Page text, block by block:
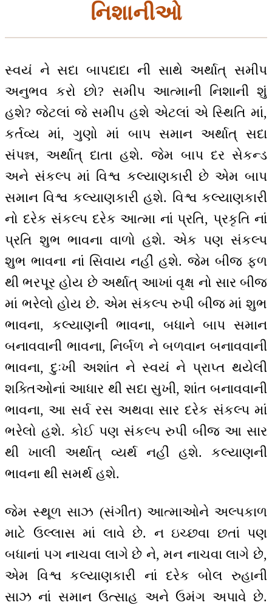
નિશાનીઓ
સ્વયં ને સદા બાપદાદા ની સાથે અર્થાત્ સમીપ
અનુભવ કરો છો? સમીપ આત્માની નિશાની શું
હશે? જેટલાં જે સમીપ હશે એટલાં એ સ્થિતિ માં,
કર્તવ્ય માં, ગુણો માં બાપ સમાન અર્થાત્ સદા
સંપન્ન, અર્થાત્ દાતા હશે. જેમ બાપ દર સેકન્ડ
અને સંકલ્પ માં વિશ્વ કલ્યાણકારી છે એમ બાપ
સમાન વિશ્વ કલ્યાણકારી હશે. વિશ્વ કલ્યાણકારી
નો દરેક સંકલ્પ દરેક આત્મા નાં પ્રતિ, પ્રકૃતિ નાં
પ્રતિ શુભ ભાવના વાળો હશે. એક પણ સંકલ્પ
શુભ ભાવના નાં સિવાય નહીં હશે. જેમ બીજ ફળ
થી ભરપૂર હોય છે અર્થાત્ આખાં વૃક્ષ નો સાર બીજ
માં ભરેલો હોય છે. એમ સંકલ્પ રુપી બીજ માં શુભ
ભાવના, કલ્યાણની ભાવના, બધાને બાપ સમાન
બનાવવાની ભાવના, નિર્બળ ને બળવાન બનાવવાની
ભાવના, દુઃખી અશાંત ને સ્વયં ને પ્રાપ્ત થયેલી
શક્તિઓનાં આધાર થી સદા સુખી, શાંત બનાવવાની
ભાવના, આ સર્વ રસ અથવા સાર દરેક સંકલ્પ માં
ભરેલો હશે. કોઈ પણ સંકલ્પ રુપી બીજ આ સાર
થી ખાલી અર્થાત્ વ્યર્થ નહીં હશે. કલ્યાણની
ભાવના થી સમર્થ હશે.
જેમ સ્થૂળ સાઝ (સંગીત) આત્માઓને અલ્પકાળ
માટે ઉલ્લાસ માં લાવે છે. ન ઇચ્છવા છતાં પણ
બધાનાં પગ નાચવા લાગે છે ને, મન નાચવા લાગે છે,
એમ વિશ્વ કલ્યાણકારી નાં દરેક બોલ રુહાની
સાઝ નાં સમાન ઉત્સાહ અને ઉમંગ અપાવે છે.